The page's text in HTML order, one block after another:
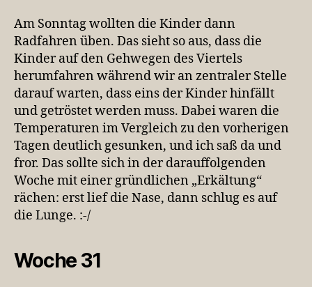
Am Sonntag wollten die Kinder dann
Radfahren üben. Das sieht so aus, dass die
Kinder auf den Gehwegen des Viertels
herumfahren während wir an zentraler Stelle
darauf warten, dass eins der Kinder hinfällt
und getröstet werden muss. Dabei waren die
Temperaturen im Vergleich zu den vorherigen
Tagen deutlich gesunken, und ich saß da und
fror. Das sollte sich in der darauffolgenden
Woche mit einer gründlichen „Erkältung“
rächen: erst lief die Nase, dann schlug es auf
die Lunge. :-/
Woche 31